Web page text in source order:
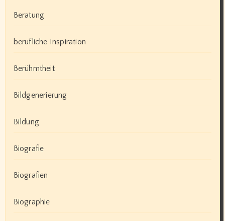
Beratung
berufliche Inspiration
Berühmtheit
Bildgenerierung
Bildung
Biografie
Biografien
Biographie